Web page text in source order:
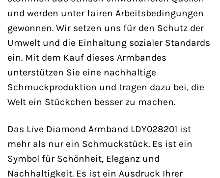
und werden unter fairen Arbeitsbedingungen
gewonnen. Wir setzen uns für den Schutz der
Umwelt und die Einhaltung sozialer Standards
ein. Mit dem Kauf dieses Armbandes
unterstützen Sie eine nachhaltige
Schmuckproduktion und tragen dazu bei, die
Welt ein Stückchen besser zu machen.
Das Live Diamond Armband LDY028201 ist
mehr als nur ein Schmuckstück. Es ist ein
Symbol für Schönheit, Eleganz und
Nachhaltigkeit. Es ist ein Ausdruck Ihrer